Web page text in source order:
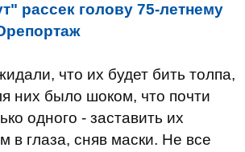
рассек голову 75-летнему
что их будет бить толпа,
них было шоком, что почти
одного - заставить их
в глаза, сняв маски. Не все